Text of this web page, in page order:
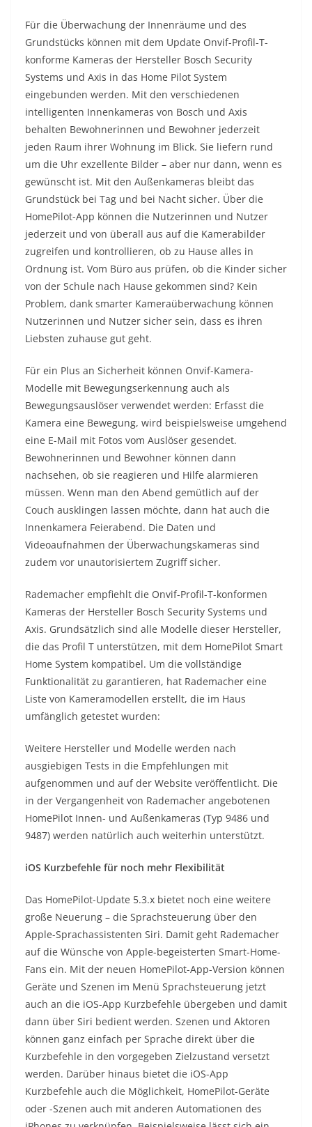
Für die Überwachung der Innenräume und des
Grundstücks können mit dem Update Onvif-Profil-T-
konforme Kameras der Hersteller Bosch Security
Systems und Axis in das Home Pilot System
eingebunden werden. Mit den verschiedenen
intelligenten Innenkameras von Bosch und Axis
behalten Bewohnerinnen und Bewohner jederzeit
jeden Raum ihrer Wohnung im Blick. Sie liefern rund
um die Uhr exzellente Bilder – aber nur dann, wenn es
gewünscht ist. Mit den Außenkameras bleibt das
Grundstück bei Tag und bei Nacht sicher. Über die
HomePilot-App können die Nutzerinnen und Nutzer
jederzeit und von überall aus auf die Kamerabilder
zugreifen und kontrollieren, ob zu Hause alles in
Ordnung ist. Vom Büro aus prüfen, ob die Kinder sicher
von der Schule nach Hause gekommen sind? Kein
Problem, dank smarter Kameraüberwachung können
Nutzerinnen und Nutzer sicher sein, dass es ihren
Liebsten zuhause gut geht.
Für ein Plus an Sicherheit können Onvif-Kamera-
Modelle mit Bewegungserkennung auch als
Bewegungsauslöser verwendet werden: Erfasst die
Kamera eine Bewegung, wird beispielsweise umgehend
eine E-Mail mit Fotos vom Auslöser gesendet.
Bewohnerinnen und Bewohner können dann
nachsehen, ob sie reagieren und Hilfe alarmieren
müssen. Wenn man den Abend gemütlich auf der
Couch ausklingen lassen möchte, dann hat auch die
Innenkamera Feierabend. Die Daten und
Videoaufnahmen der Überwachungskameras sind
zudem vor unautorisiertem Zugriff sicher.
Rademacher empfiehlt die Onvif-Profil-T-konformen
Kameras der Hersteller Bosch Security Systems und
Axis. Grundsätzlich sind alle Modelle dieser Hersteller,
die das Profil T unterstützen, mit dem HomePilot Smart
Home System kompatibel. Um die vollständige
Funktionalität zu garantieren, hat Rademacher eine
Liste von Kameramodellen erstellt, die im Haus
umfänglich getestet wurden:
Weitere Hersteller und Modelle werden nach
ausgiebigen Tests in die Empfehlungen mit
aufgenommen und auf der Website veröffentlicht. Die
in der Vergangenheit von Rademacher angebotenen
HomePilot Innen- und Außenkameras (Typ 9486 und
9487) werden natürlich auch weiterhin unterstützt.
iOS Kurzbefehle für noch mehr Flexibilität
Das HomePilot-Update 5.3.x bietet noch eine weitere
große Neuerung – die Sprachsteuerung über den
Apple-Sprachassistenten Siri. Damit geht Rademacher
auf die Wünsche von Apple-begeisterten Smart-Home-
Fans ein. Mit der neuen HomePilot-App-Version können
Geräte und Szenen im Menü Sprachsteuerung jetzt
auch an die iOS-App Kurzbefehle übergeben und damit
dann über Siri bedient werden. Szenen und Aktoren
können ganz einfach per Sprache direkt über die
Kurzbefehle in den vorgegeben Zielzustand versetzt
werden. Darüber hinaus bietet die iOS-App
Kurzbefehle auch die Möglichkeit, HomePilot-Geräte
oder -Szenen auch mit anderen Automationen des